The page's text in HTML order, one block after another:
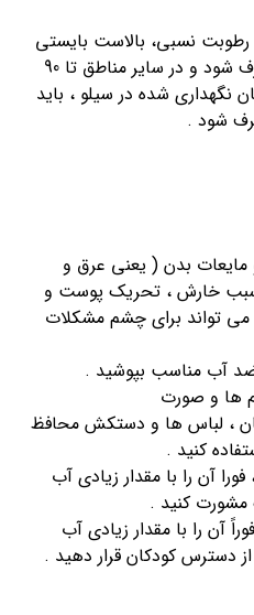
نسبي، بالاست بايستي
حداكثر45 روز بعد از توليد،مصرف شود و در ساير مناطق تا 90
نگهداری شده در سیلو ، باید
بدن ( یعنی عرق و
خارش ، تحریک پوست و
تواند برای چشم مشکلات
آب مناسب بپوشید .
و صورت
، لباس ها و دستکش محافظ
کنید .
آن را با مقدار زیادی آب
کنید .
آن را با مقدار زیادی آب
دسترس کودکان قرار دهید .